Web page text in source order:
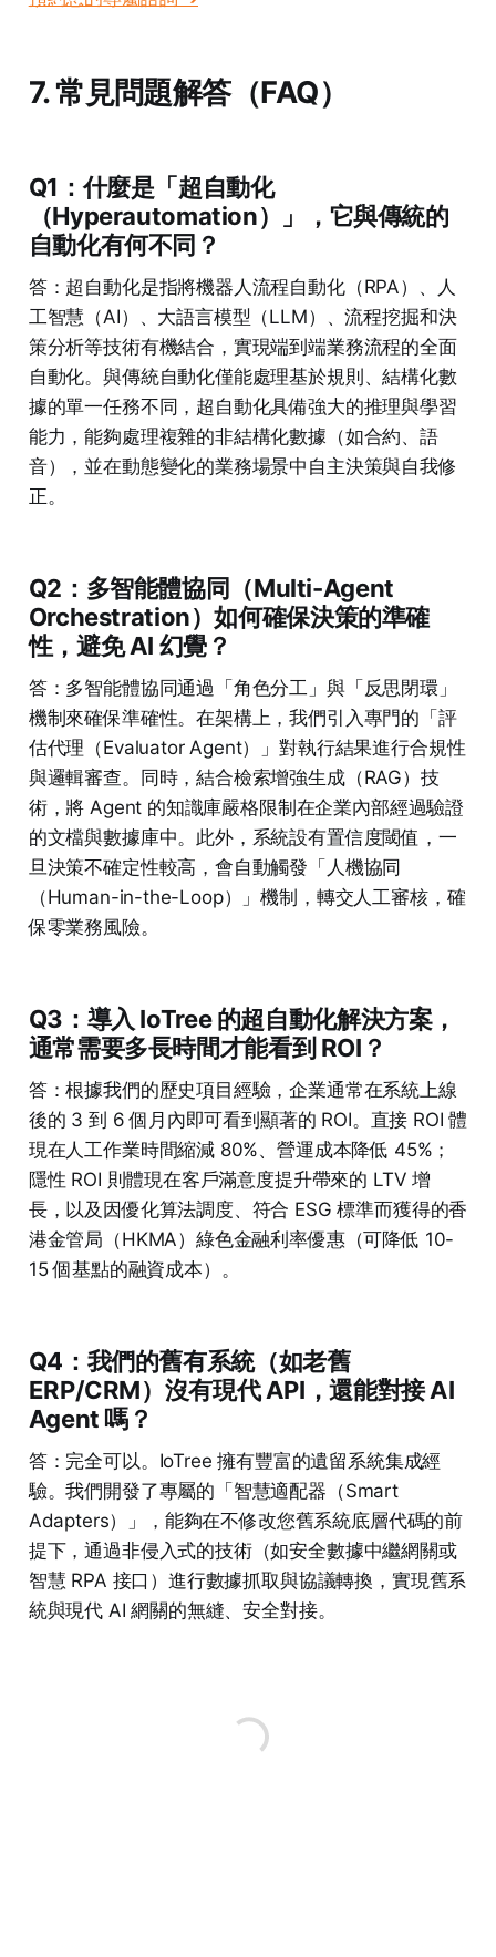
7. 常見問題解答（FAQ）
Q1：什麼是「超自動化
（Hyperautomation）」，它與傳統的
自動化有何不同？
答：超自動化是指將機器人流程自動化（RPA）、人
工智慧（AI）、大語言模型（LLM）、流程挖掘和決
策分析等技術有機結合，實現端到端業務流程的全面
自動化。與傳統自動化僅能處理基於規則、結構化數
據的單一任務不同，超自動化具備強大的推理與學習
能力，能夠處理複雜的非結構化數據（如合約、語
音），並在動態變化的業務場景中自主決策與自我修
正。
Q2：多智能體協同（Multi-Agent
Orchestration）如何確保決策的準確
性，避免 AI 幻覺？
答：多智能體協同通過「角色分工」與「反思閉環」
機制來確保準確性。在架構上，我們引入專門的「評
估代理（Evaluator Agent）」對執行結果進行合規性
與邏輯審查。同時，結合檢索增強生成（RAG）技
術，將 Agent 的知識庫嚴格限制在企業內部經過驗證
的文檔與數據庫中。此外，系統設有置信度閾值，一
旦決策不確定性較高，會自動觸發「人機協同
（Human-in-the-Loop）」機制，轉交人工審核，確
保零業務風險。
Q3：導入 IoTree 的超自動化解決方案，
通常需要多長時間才能看到 ROI？
答：根據我們的歷史項目經驗，企業通常在系統上線
後的 3 到 6 個月內即可看到顯著的 ROI。直接 ROI 體
現在人工作業時間縮減 80%、營運成本降低 45%；
隱性 ROI 則體現在客戶滿意度提升帶來的 LTV 增
長，以及因優化算法調度、符合 ESG 標準而獲得的香
港金管局（HKMA）綠色金融利率優惠（可降低 10-
15 個基點的融資成本）。
Q4：我們的舊有系統（如老舊
ERP/CRM）沒有現代 API，還能對接 AI
Agent 嗎？
答：完全可以。IoTree 擁有豐富的遺留系統集成經
驗。我們開發了專屬的「智慧適配器（Smart
Adapters）」，能夠在不修改您舊系統底層代碼的前
提下，通過非侵入式的技術（如安全數據中繼網關或
智慧 RPA 接口）進行數據抓取與協議轉換，實現舊系
統與現代 AI 網關的無縫、安全對接。